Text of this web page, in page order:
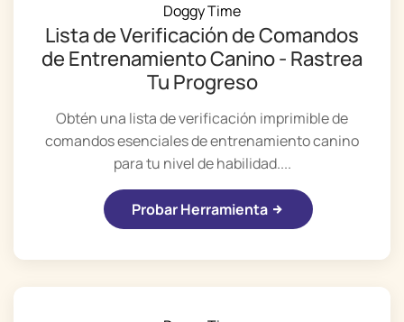
Doggy Time
Lista de Verificación de Comandos
de Entrenamiento Canino - Rastrea
Tu Progreso
Obtén una lista de verificación imprimible de
comandos esenciales de entrenamiento canino
para tu nivel de habilidad....
Probar Herramienta